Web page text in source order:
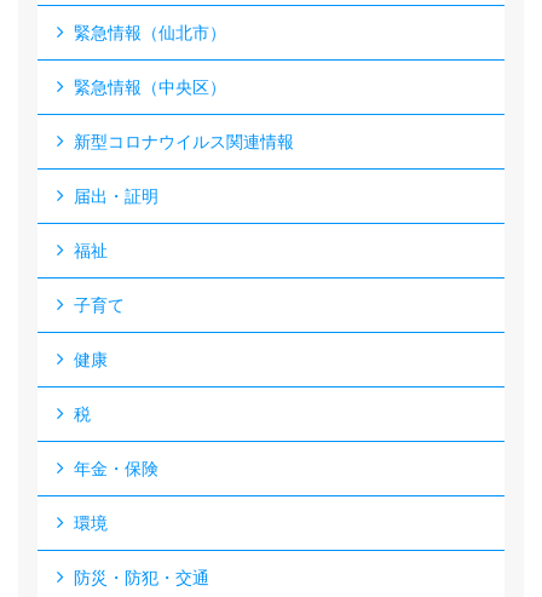
緊急情報（仙北市）
緊急情報（中央区）
新型コロナウイルス関連情報
届出・証明
福祉
子育て
健康
税
年金・保険
環境
防災・防犯・交通